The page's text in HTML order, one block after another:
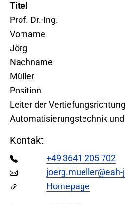
Titel
Prof. Dr.-Ing.
Vorname
Jörg
Nachname
Müller
Position
Leiter der Vertiefungsrichtung
Automatisierungstechnik
Kontakt
+49 3641 205 702
joerg.mueller@eah-
Homepage